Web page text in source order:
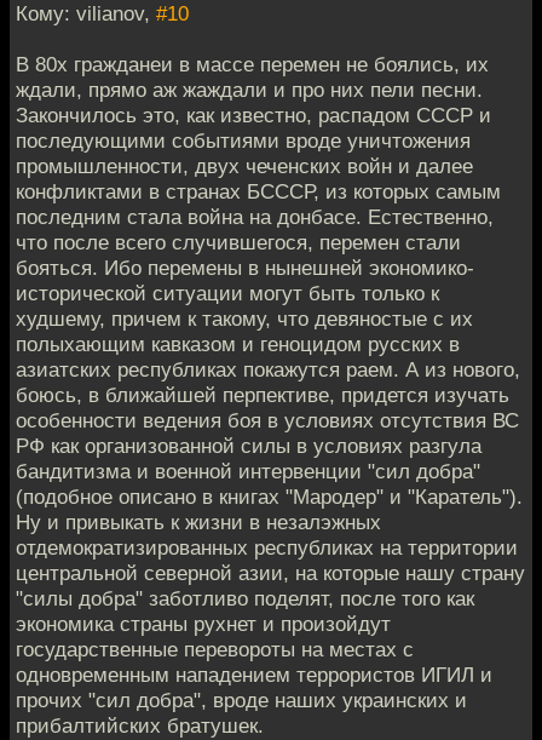
Кому: vilianov, #10
В 80х гражданеи в массе перемен не боялись, их
ждали, прямо аж жаждали и про них пели песни.
Закончилось это, как известно, распадом СССР и
последующими событиями вроде уничтожения
промышленности, двух чеченских войн и далее
конфликтами в странах БСССР, из которых самым
последним стала война на донбасе. Естественно,
что после всего случившегося, перемен стали
бояться. Ибо перемены в нынешней экономико-
исторической ситуации могут быть только к
худшему, причем к такому, что девяностые с их
полыхающим кавказом и геноцидом русских в
азиатских республиках покажутся раем. А из нового,
боюсь, в ближайшей перпективе, придется изучать
особенности ведения боя в условиях отсутствия ВС
РФ как организованной силы в условиях разгула
бандитизма и военной интервенции "сил добра"
(подобное описано в книгах "Мародер" и "Каратель").
Ну и привыкать к жизни в незалэжных
отдемократизированных республиках на территории
центральной северной азии, на которые нашу страну
"силы добра" заботливо поделят, после того как
экономика страны рухнет и произойдут
государственные перевороты на местах с
одновременным нападением террористов ИГИЛ и
прочих "сил добра", вроде наших украинских и
прибалтийских братушек.